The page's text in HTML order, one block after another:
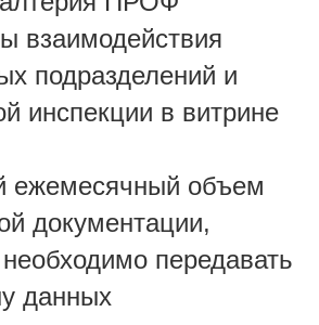
взаимодействия
подразделений и
инспекции в витрине
ежемесячный объем
документации,
передавать
данных